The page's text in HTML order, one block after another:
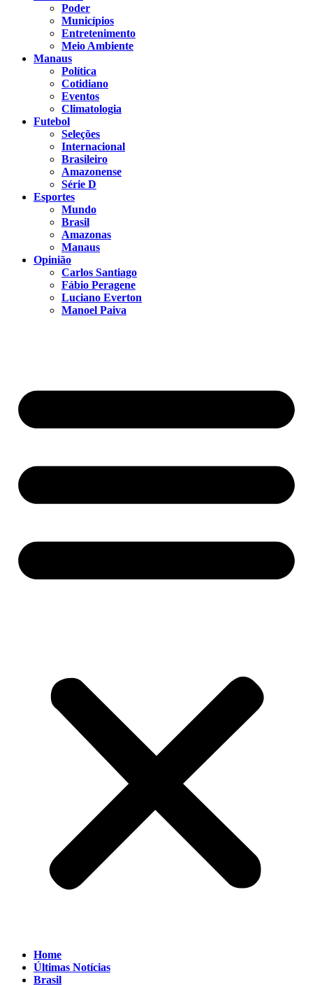
Poder
Municípios
Entretenimento
Meio Ambiente
Manaus
Política
Cotidiano
Eventos
Climatologia
Futebol
Seleções
Internacional
Brasileiro
Amazonense
Série D
Esportes
Mundo
Brasil
Amazonas
Manaus
Opinião
Carlos Santiago
Fábio Peragene
Luciano Everton
Manoel Paiva
Home
Últimas Notícias
Brasil